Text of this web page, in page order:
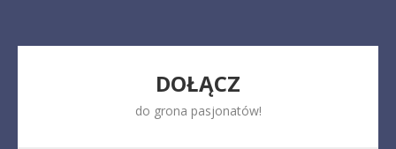
DOŁĄCZ
do grona pasjonatów!